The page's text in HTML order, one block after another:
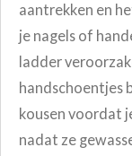
aantrekken en
je nagels of
ladder
handschoentjes
kousen voordat
nadat ze